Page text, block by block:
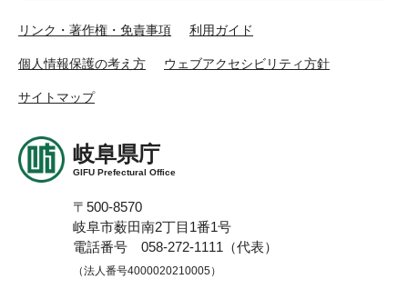
リンク・著作権・免責事項 利用ガイド
個人情報保護の考え方 ウェブアクセシビリティ方針
サイトマップ
岐阜県庁
GIFU Prefectural Office
〒500-8570
岐阜市薮田南2丁目1番1号
電話番号 058-272-1111（代表）
（法人番号4000020210005）